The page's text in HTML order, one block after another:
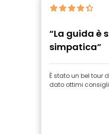
“La guida è
simpatica”
È stato un bel tour
dato ottimi